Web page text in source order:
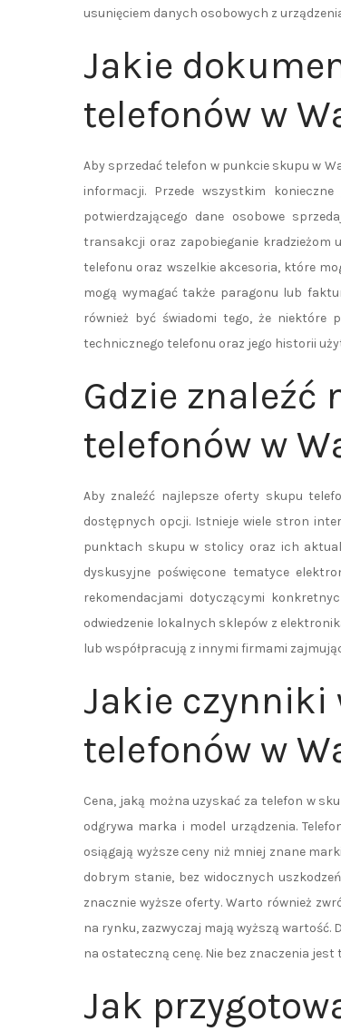
usunięciem danych osobowych z
Jakie
telefonów w
Aby sprzedać telefon w punkcie skupu w
informacji. Przede wszystkim
potwierdzającego dane osobowe
transakcji oraz zapobieganie kradzieżom
telefonu oraz wszelkie akcesoria, które
mogą wymagać także paragonu lub
również być świadomi tego, że niektóre
technicznego telefonu oraz jego historii
Gdzie znaleźć
telefonów w
Aby znaleźć najlepsze oferty skupu
dostępnych opcji. Istnieje wiele stron
punktach skupu w stolicy oraz ich
dyskusyjne poświęcone tematyce
rekomendacjami dotyczącymi
odwiedzenie lokalnych sklepów z
lub współpracują z innymi firmami
Jakie czynniki
telefonów w
Cena, jaką można uzyskać za telefon w
odgrywa marka i model urządzenia.
osiągają wyższe ceny niż mniej znane
dobrym stanie, bez widocznych
znacznie wyższe oferty. Warto również
na rynku, zazwyczaj mają wyższą
na ostateczną cenę. Nie bez znaczenia
Jak